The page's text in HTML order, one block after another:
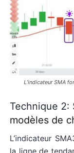
L’indicateur SMA
Technique
modèles de
L’indicateur